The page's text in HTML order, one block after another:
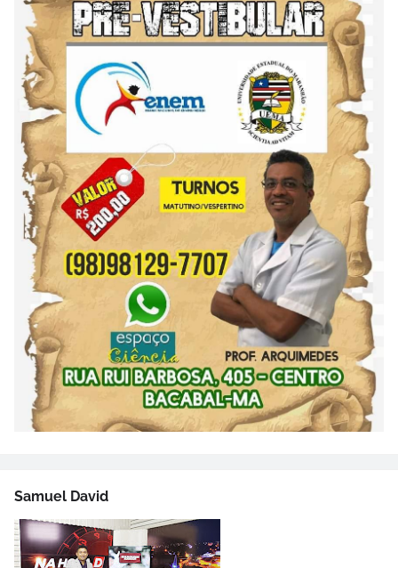
Samuel David